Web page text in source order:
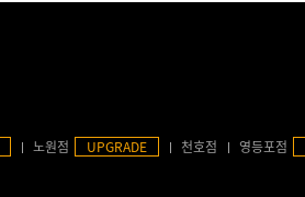
노원점 UPGRADE 천호점 영등포점